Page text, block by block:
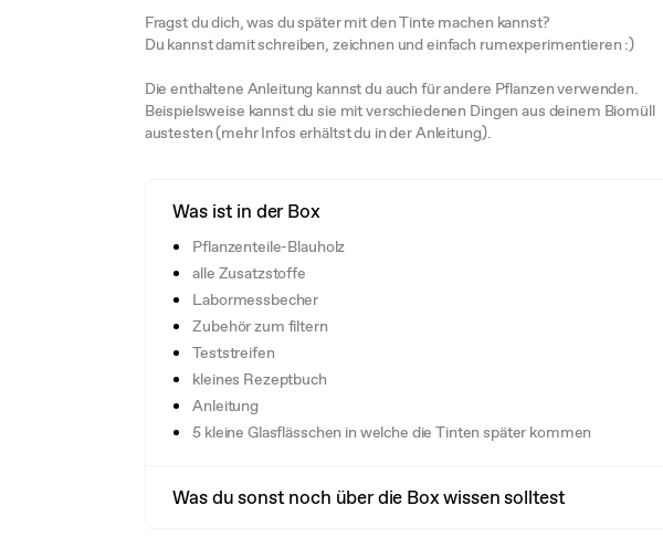
Fragst du dich, was du später mit den Tinte machen kannst?
Du kannst damit schreiben, zeichnen und einfach rumexperimentieren :)
Die enthaltene Anleitung kannst du auch für andere Pflanzen verwenden.
Beispielsweise kannst du sie mit verschiedenen Dingen aus deinem Biomüll
austesten (mehr Infos erhältst du in der Anleitung).
Was ist in der Box
Pflanzenteile-Blauholz
alle Zusatzstoffe
Labormessbecher
Zubehör zum filtern
Teststreifen
kleines Rezeptbuch
Anleitung
5 kleine Glasflässchen in welche die Tinten später kommen
Was du sonst noch über die Box wissen solltest